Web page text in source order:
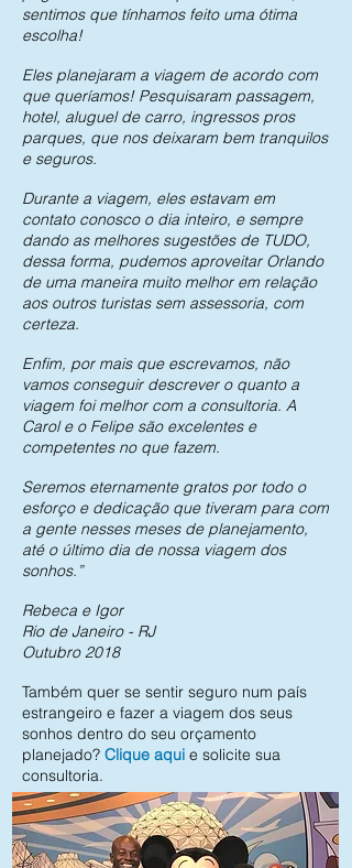
sentimos que tínhamos feito uma ótima
escolha!
Eles planejaram a viagem de acordo com
que queríamos! Pesquisaram passagem,
hotel, aluguel de carro, ingressos pros
parques, que nos deixaram bem tranquilos
e seguros.
Durante a viagem, eles estavam em
contato conosco o dia inteiro, e sempre
dando as melhores sugestões de TUDO,
dessa forma, pudemos aproveitar Orlando
de uma maneira muito melhor em relação
aos outros turistas sem assessoria, com
certeza.
Enfim, por mais que escrevamos, não
vamos conseguir descrever o quanto a
viagem foi melhor com a consultoria. A
Carol e o Felipe são excelentes e
competentes no que fazem.
Seremos eternamente gratos por todo o
esforço e dedicação que tiveram para com
a gente nesses meses de planejamento,
até o último dia de nossa viagem dos
sonhos.”
Rebeca e Igor
Rio de Janeiro - RJ
Outubro 2018
Também quer se sentir seguro num país
estrangeiro e fazer a viagem dos seus
sonhos dentro do seu orçamento
planejado? Clique aqui e solicite sua
consultoria.